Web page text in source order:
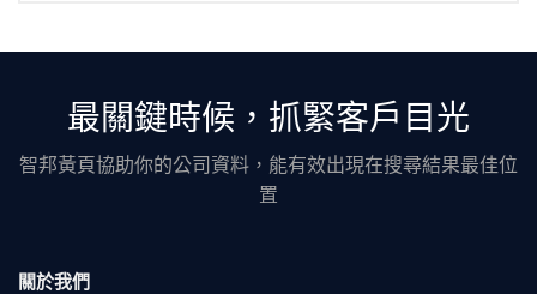
最關鍵時候，抓緊客戶目光
智邦黃頁協助你的公司資料，能有效出現在搜尋結果最佳位
置
關於我們